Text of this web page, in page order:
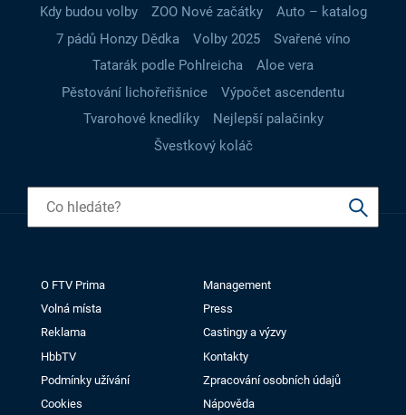
Kdy budou volby
ZOO Nové začátky
Auto – katalog
7 pádů Honzy Dědka
Volby 2025
Svařené víno
Tatarák podle Pohlreicha
Aloe vera
Pěstování lichořeřišnice
Výpočet ascendentu
Tvarohové knedlíky
Nejlepší palačinky
Švestkový koláč
O FTV Prima
Management
Volná místa
Press
Reklama
Castingy a výzvy
HbbTV
Kontakty
Podmínky užívání
Zpracování osobních údajů
Cookies
Nápověda